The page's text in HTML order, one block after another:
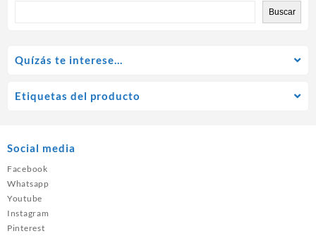
Buscar
Quízás te interese…
Etiquetas del producto
Social media
Facebook
Whatsapp
Youtube
Instagram
Pinterest